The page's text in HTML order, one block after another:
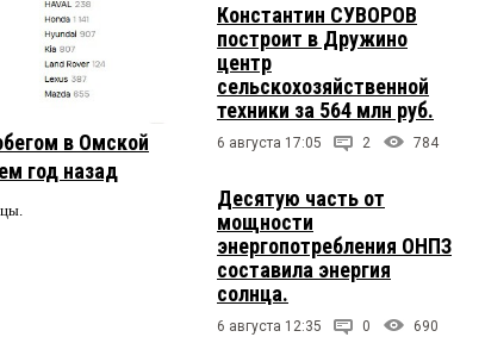
в Омской
год назад
Константин СУВОРОВ
построит в Дружино
центр
сельскохозяйственной
техники за 564 млн руб.
6 августа 17:05 2 784
Десятую часть от
мощности
энергопотребления ОНПЗ
составила энергия
солнца.
6 августа 12:35 0 690